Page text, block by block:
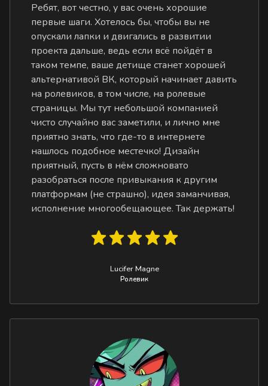
Ребят, вот честно, у вас очень хорошие
первые шаги. Хотелось бы, чтобы вы не
опускали лапки и двигались в развитии
проекта дальше, ведь если всё пойдёт в
таком темпе, ваше детище станет хорошей
альтернативой ВК, который начинает давить
на ролевиков, в том числе, на ролевые
страницы. Мы тут небольшой компанией
чисто случайно вас заметили, и лично мне
приятно знать, что где-то в интернете
нашлось подобное местечко! Дизайн
приятный, пусть в нём сложновато
разобраться после привыкания к другим
платформам (не страшно), идея заманчивая,
исполнение многообещающее. Так держать!
Lucifer Magne
Ролевик